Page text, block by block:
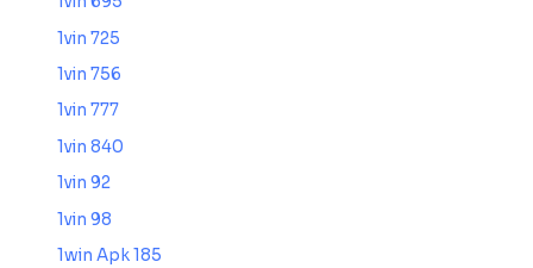
1vin 725
1vin 756
1vin 777
1vin 840
1vin 92
1vin 98
1win Apk 185